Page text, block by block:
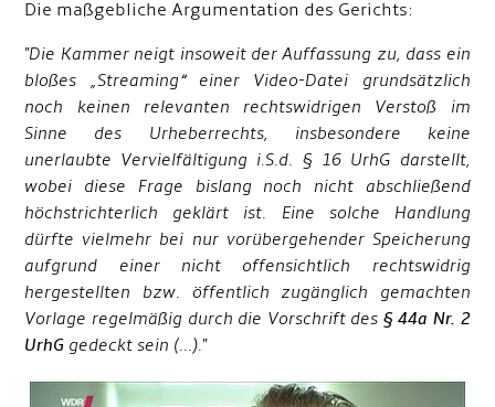
Die maßgebliche Argumentation des Gerichts:
"Die Kammer neigt insoweit der Auffassung zu, dass ein
bloßes „Streaming“ einer Video-Datei grundsätzlich
noch keinen relevanten rechtswidrigen Verstoß im
Sinne des Urheberrechts, insbesondere keine
unerlaubte Vervielfältigung i.S.d. § 16 UrhG darstellt,
wobei diese Frage bislang noch nicht abschließend
höchstrichterlich geklärt ist. Eine solche Handlung
dürfte vielmehr bei nur vorübergehender Speicherung
aufgrund einer nicht offensichtlich rechtswidrig
hergestellten bzw. öffentlich zugänglich gemachten
Vorlage regelmäßig durch die Vorschrift des § 44a Nr. 2
UrhG gedeckt sein (...)."